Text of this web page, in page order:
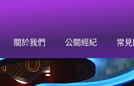
關於我們 公關經紀 常